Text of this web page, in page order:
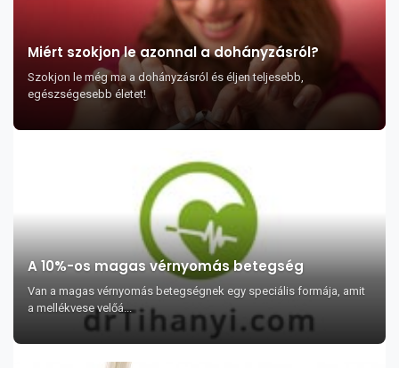
Miért szokjon le azonnal a dohányzásról?
Szokjon le még ma a dohányzásról és éljen teljesebb,
egészségesebb életet!
A 10%-os magas vérnyomás betegség
Van a magas vérnyomás betegségnek egy speciális formája, amit
a mellékvese velőá...